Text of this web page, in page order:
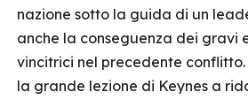
nazione sotto la guida di un
anche la conseguenza dei gravi
vincitrici nel precedente
la grande lezione di Keynes a